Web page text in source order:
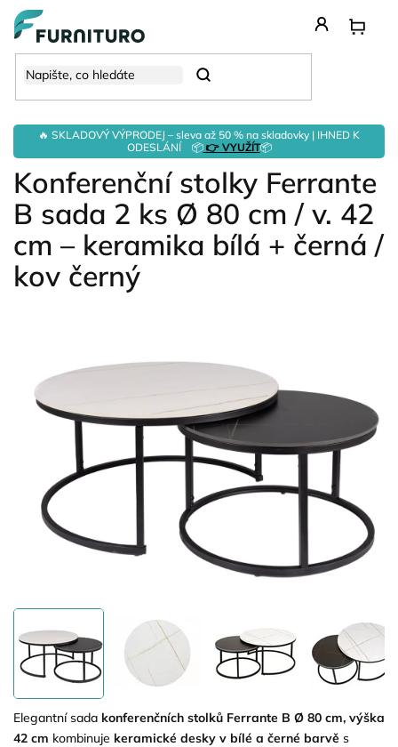
Přejít
obsah
🔥 SKLADOVÝ VÝPRODEJ – sleva až 50 % na skladovky | IHNED K
ODESLÁNÍ 📦👉 VYUŽÍT📦
Hledat
Konferenční stolky Ferrante
B sada 2 ks Ø 80 cm / v. 42
cm – keramika bílá + černá /
kov černý
Elegantní sada konferenčních stolků Ferrante B Ø 80 cm, výška
42 cm kombinuje keramické desky v bílé a černé barvě s